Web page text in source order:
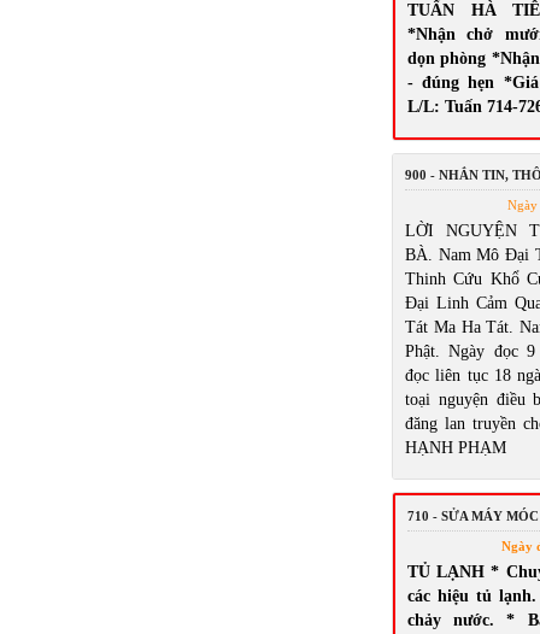
TUẤN HÀ
*Nhận chở
dọn phòng
- đúng hẹn
L/L: Tuấn 714-
900 - NHẮN TIN,
Ngày
LỜI NGUYỆN
BÀ. Nam Mô Đại
Thinh Cứu Khổ
Đại Linh Cảm
Tát Ma Ha Tát.
Phật. Ngày đọc
đọc liên tục 18
toại nguyện điều
đăng lan truyền
HẠNH PHẠM
710 - SỬA MÁY MÓC
Ngày
TỦ LẠNH *
các hiệu tủ
chảy nước. *